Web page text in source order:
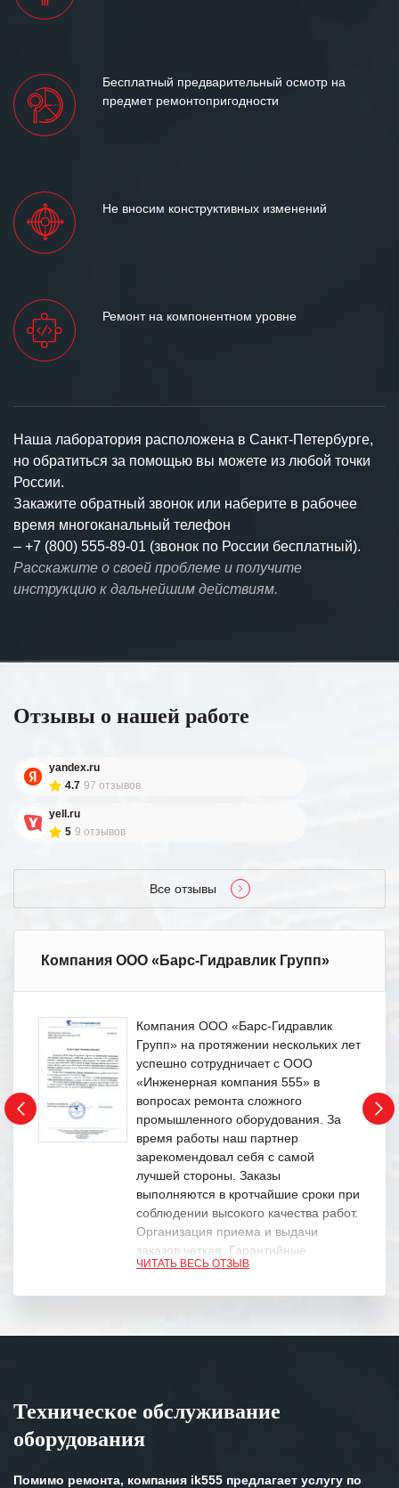
Бесплатный предварительный осмотр на
предмет ремонтопригодности
Не вносим конструктивных изменений
Ремонт на компонентном уровне
Наша лаборатория расположена в Санкт-Петербурге,
но обратиться за помощью вы можете из любой точки
России.
Закажите обратный звонок или наберите в рабочее
время многоканальный телефон
– +7 (800) 555-89-01 (звонок по России бесплатный).
Расскажите о своей проблеме и получите
инструкцию к дальнейшим действиям.
Отзывы о нашей работе
yandex.ru
4.7 97 отзывов
yell.ru
5 9 отзывов
Все отзывы
Компания ООО «Барс-Гидравлик Групп»
Компания ООО «Барс-Гидравлик
Групп» на протяжении нескольких лет
успешно сотрудничает с ООО
«Инженерная компания 555» в
вопросах ремонта сложного
промышленного оборудования. За
время работы наш партнер
зарекомендовал себя с самой
лучшей стороны. Заказы
выполняются в кротчайшие сроки при
соблюдении высокого качества работ.
Организация приема и выдачи
заказов четкая. Гарантийные
обязательства выполняются в
Особенно хочется отметить высокую
клиентоориентированность
готовность помочь в самых сложных
ЧИТАТЬ ВЕСЬ ОТЗЫВ
Техническое обслуживание
оборудования
Помимо ремонта, компания ik555 предлагает услугу по